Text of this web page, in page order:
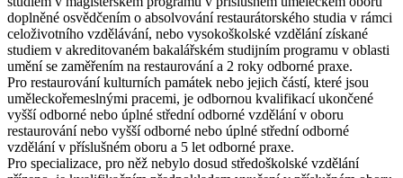
doplněné osvědčením o absolvování restaurátorského studia v rámci
celoživotního vzdělávání, nebo vysokoškolské vzdělání získané
studiem v akreditovaném bakalářském studijním programu v oblasti
umění se zaměřením na restaurování a 2 roky odborné praxe.
Pro restaurování kulturních památek nebo jejich částí, které jsou
uměleckořemeslnými pracemi, je odbornou kvalifikací ukončené
vyšší odborné nebo úplné střední odborné vzdělání v oboru
restaurování nebo vyšší odborné nebo úplné střední odborné
vzdělání v příslušném oboru a 5 let odborné praxe.
Pro specializace, pro něž nebylo dosud středoškolské vzdělání